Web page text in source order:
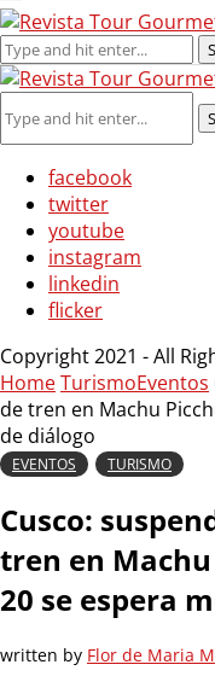
facebook
twitter
youtube
instagram
linkedin
flicker
Copyright 2021 - All
HomeTurismoEventos
de tren en Machu
de diálogo
EVENTOS TURISMO
Cusco:
tren en
20 se espera
written by Flor de Maria